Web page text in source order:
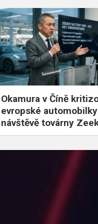
Okamura v Číně
evropské
návštěvě továrny